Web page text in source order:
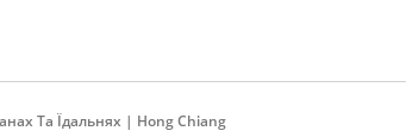
Та Їдальнях | Hong Chiang